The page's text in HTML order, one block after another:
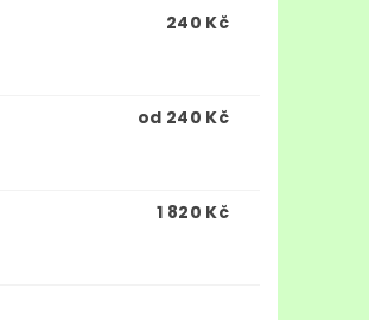
240 Kč
od 240 Kč
1 820 Kč